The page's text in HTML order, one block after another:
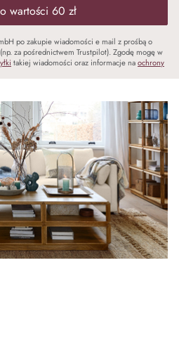
wartości 60 zł
po zakupie wiadomości e mail z prośbą o
za pośrednictwem Trustpilot). Zgodę mogę w
takiej wiadomości oraz informacje naochrony